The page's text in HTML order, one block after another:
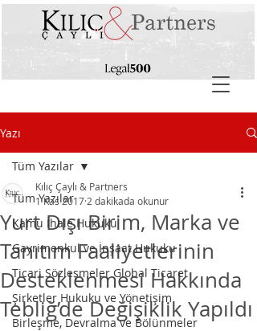
Yazı
Tüm Yazılar
Kamu İhale Hukuku
Gayrimenkul ve İnşaat Hukuku
Ticari Sözleşmeler Global Ticaret
Şirketler Hukuku ve Yönetişim
Birleşme, Devralma ve Bölünmeler
Tüm Yazılar
Yurt Dışı Birim, Marka ve
Tanıtım Faaliyetlerinin
Desteklenmesi Hakkında
Tebliğ’de Değişiklik Yapıldı
Kılıç Çaylı & Partners
1 Kas 2017 2 dakikada okunur